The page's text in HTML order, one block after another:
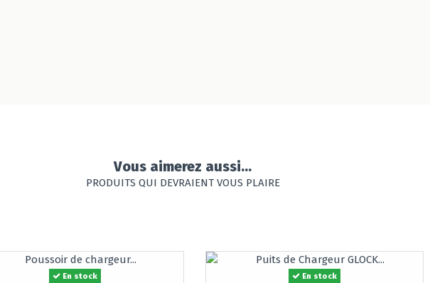
Vous aimerez aussi...
PRODUITS QUI DEVRAIENT VOUS PLAIRE
En stock En stock